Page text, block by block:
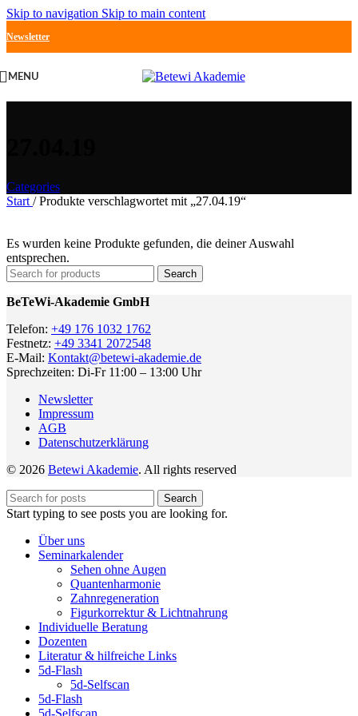
Skip to navigation Skip to main content
Newsletter
MENU
Categories
Start / Produkte verschlagwortet mit „27.04.19“
Es wurden keine Produkte gefunden, die deiner Auswahl
entsprechen.
Search
BeTeWi-Akademie GmbH
Telefon: +49 176 1032 1762
Festnetz: +49 3341 2072548
E-Mail: Kontakt@betewi-akademie.de
Sprechzeiten: Di-Fr 11:00 – 13:00 Uhr
Newsletter
Impressum
AGB
Datenschutzerklärung
© 2026 Betewi Akademie. All rights reserved
Search
Start typing to see posts you are looking for.
Über uns
Seminarkalender
Sehen ohne Augen
Quantenharmonie
Zahnregeneration
Figurkorrektur & Lichtnahrung
Individuelle Beratung
Dozenten
Literatur & hilfreiche Links
5d-Flash
5d-Selfscan
5d-Flash
5d-Selfscan